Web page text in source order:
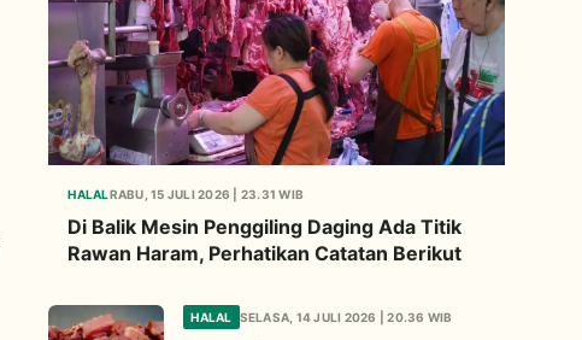
HALALRABU, 15 JULI 2026 | 23.31 WIB
Di Balik Mesin Penggiling Daging Ada Titik
Rawan Haram, Perhatikan Catatan Berikut
HALAL SELASA, 14 JULI 2026 | 20.36 WIB